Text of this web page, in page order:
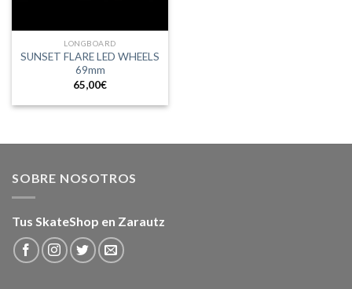
LONGBOARD
SUNSET FLARE LED WHEELS
69mm
65,00€
SOBRE NOSOTROS
Tus SkateShop en Zarautz